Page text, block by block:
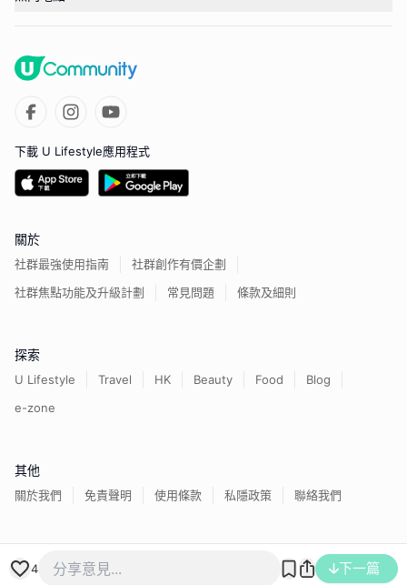
4 下一篇
下載 U Lifestyle應用程式
關於
社群最強使用指南
社群創作有價企劃
社群焦點功能及升級計劃
常見問題 條款及細則
探索
U Lifestyle Travel HK Beauty Food
Blog
e-zone
其他
關於我們 免責聲明 使用條款 私隱政策 聯絡我們
香港經濟日報版權所有©